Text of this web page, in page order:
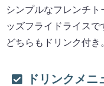
シンプルなフレンチ
ッズフライドライスで
どちらもドリンク付き
ドリンクメニ